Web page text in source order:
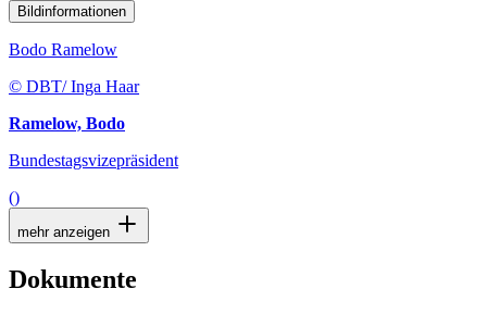
Bildinformationen
Bodo Ramelow
© DBT/ Inga Haar
Ramelow, Bodo
Bundestagsvizepräsident
()
mehr anzeigen
Dokumente